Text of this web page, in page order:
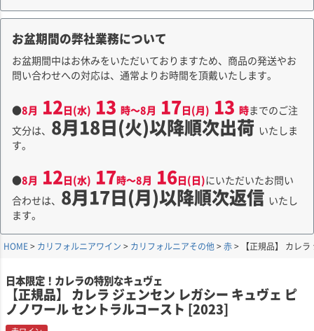
お盆期間の弊社業務について
お盆期間中はお休みをいただいておりますため、商品の発送やお
問い合わせへの対応は、通常よりお時間を頂戴いたします。
●8月 12日(水) 13 時～8月 17日(月) 13 時までのご注
文分は、 8月18日(火)以降順次出荷 いたしま
す。
●8月 12日(水) 17時～8月 16日(日)にいただいたお問い
合わせは、 8月17日(月)以降順次返信 いたし
ます。
HOME カリフォルニアワイン カリフォルニアその他 赤 【正規品】 カレ
日本限定！カレラの特別なキュヴェ
【正規品】 カレラ ジェンセン レガシー キュヴェ ピ
ノノワール セントラルコースト [2023]